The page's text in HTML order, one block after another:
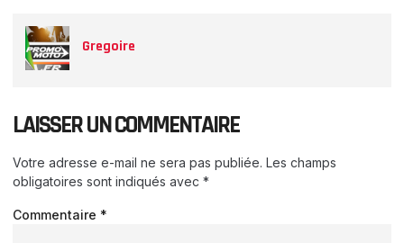
Gregoire
LAISSER UN COMMENTAIRE
Votre adresse e-mail ne sera pas publiée. Les champs
obligatoires sont indiqués avec *
Commentaire *